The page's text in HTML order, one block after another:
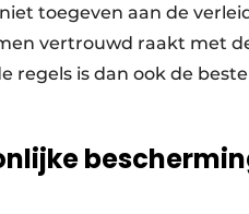
toegeven aan de
vertrouwd raakt met
regels is dan ook de